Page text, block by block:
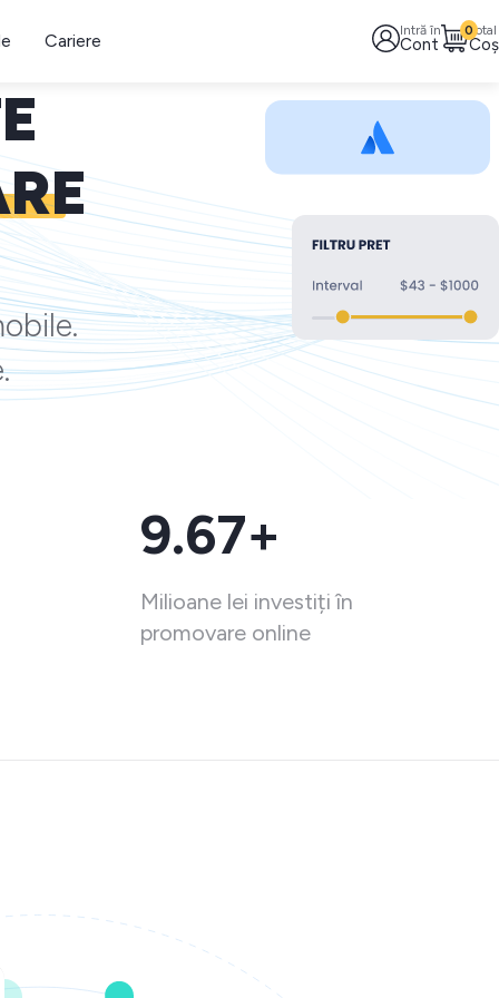
Cariere Intră în
Cont
Total
Coș
0
9.67+
Milioane lei investiți în
promovare online